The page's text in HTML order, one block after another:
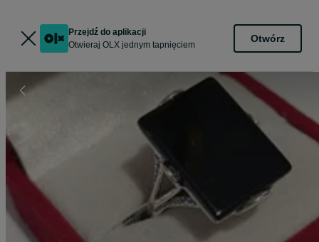
Przejdź do aplikacji
Otwieraj OLX jednym tapnięciem
Otwórz